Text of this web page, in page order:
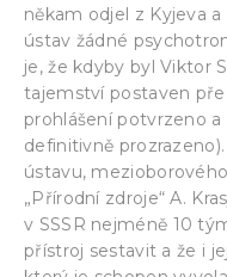
někam odjel z Kyjeva
ústav žádné
je, že kdyby byl Viktor
tajemství postaven
prohlášení potvrzeno
definitivně
ústavu,
„Přírodní zdroje“ A.
v SSSR nejméně 10
přístroj sestavit a že i